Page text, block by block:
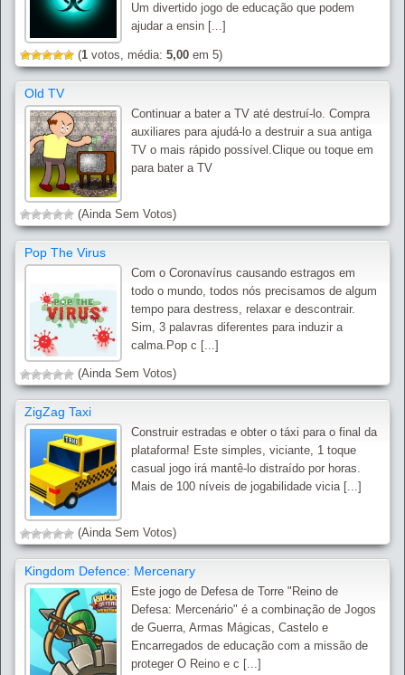
Um divertido jogo de educação que podem
ajudar a ensin [...]
(1 votos, média: 5,00 em 5)
Old TV
Continuar a bater a TV até destruí-lo. Compra
auxiliares para ajudá-lo a destruir a sua antiga
TV o mais rápido possível.Clique ou toque em
para bater a TV
(Ainda Sem Votos)
Pop The Virus
Com o Coronavírus causando estragos em
todo o mundo, todos nós precisamos de algum
tempo para destress, relaxar e descontrair.
Sim, 3 palavras diferentes para induzir a
calma.Pop c [...]
(Ainda Sem Votos)
ZigZag Taxi
Construir estradas e obter o táxi para o final da
plataforma! Este simples, viciante, 1 toque
casual jogo irá mantê-lo distraído por horas.
Mais de 100 níveis de jogabilidade vicia [...]
(Ainda Sem Votos)
Kingdom Defence: Mercenary
Este jogo de Defesa de Torre "Reino de
Defesa: Mercenário" é a combinação de Jogos
de Guerra, Armas Mágicas, Castelo e
Encarregados de educação com a missão de
proteger O Reino e c [...]